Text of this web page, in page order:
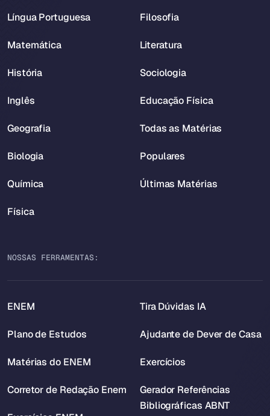
Língua Portuguesa
Matemática
História
Inglês
Geografia
Biologia
Química
Física
Filosofia
Literatura
Sociologia
Educação Física
Todas as Matérias
Populares
Últimas Matérias
NOSSAS FERRAMENTAS:
ENEM
Plano de Estudos
Matérias do ENEM
Corretor de Redação Enem
Tira Dúvidas IA
Ajudante de Dever de Casa
Exercícios
Gerador Referências
Bibliográficas ABNT